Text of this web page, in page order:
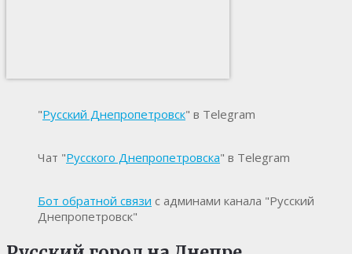
"Русский Днепропетровск" в Telegram
Чат "Русского Днепропетровска" в Telegram
Бот обратной связи с админами канала "Русский
Днепропетровск"